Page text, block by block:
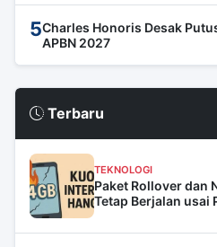
5Charles Honoris Desak
APBN 2027
Terbaru
TEKNOLOGI
Paket Rollover dan
Tetap Berjalan usai